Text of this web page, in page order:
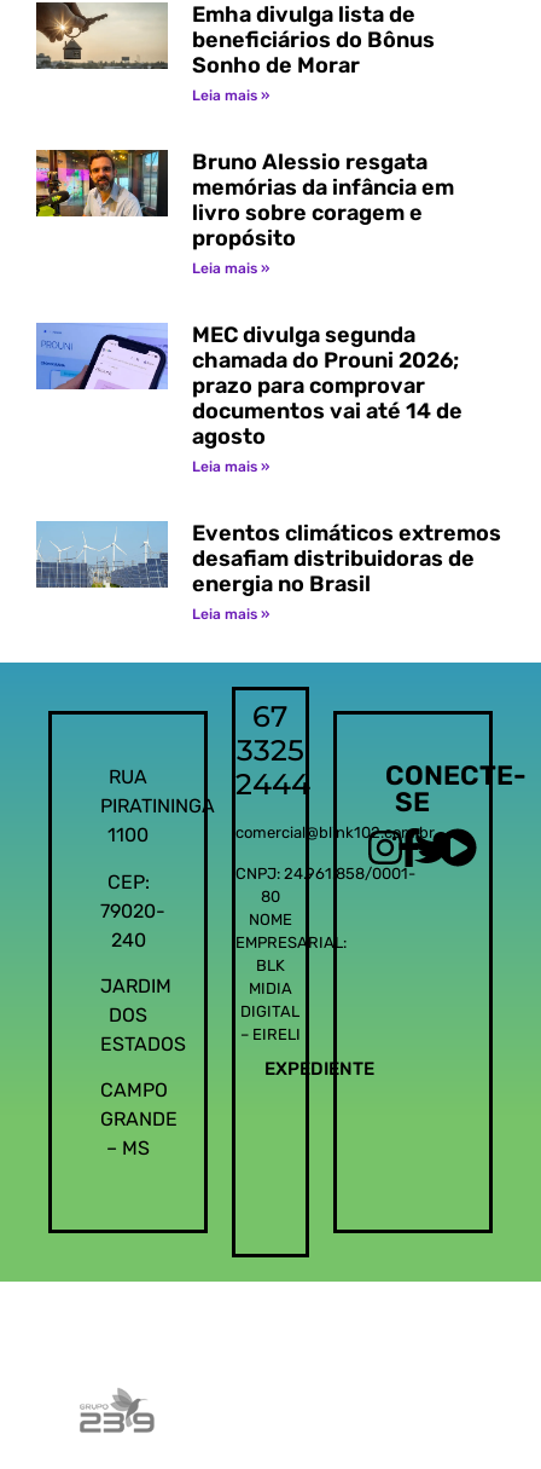
Emha divulga lista de
beneficiários do Bônus
Sonho de Morar
Leia mais »
Bruno Alessio resgata
memórias da infância em
livro sobre coragem e
propósito
Leia mais »
MEC divulga segunda
chamada do Prouni 2026;
prazo para comprovar
documentos vai até 14 de
agosto
Leia mais »
Eventos climáticos extremos
desafiam distribuidoras de
energia no Brasil
Leia mais »
RUA
PIRATININGA
1100
CEP:
79020-
240
JARDIM
DOS
ESTADOS
CAMPO
GRANDE
– MS
67
3325
2444
comercial@blink102.com.br
CNPJ: 24.961.858/0001-
80
NOME
EMPRESARIAL:
BLK
MIDIA
DIGITAL
– EIRELI
EXPEDIENTE
CONECTE-
SE